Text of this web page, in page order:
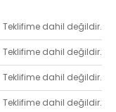
Teklifime dahil değildir.
Teklifime dahil değildir.
Teklifime dahil değildir.
Teklifime dahil değildir.